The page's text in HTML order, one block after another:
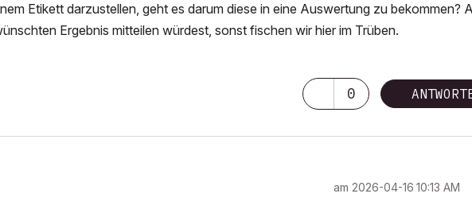
Etikett darzustellen, geht es darum diese in eine Auswertung zu bekommen?
Ergebnis mitteilen würdest, sonst fischen wir hier im Trüben.
0
am ‎2026-04-16 10:13 AM